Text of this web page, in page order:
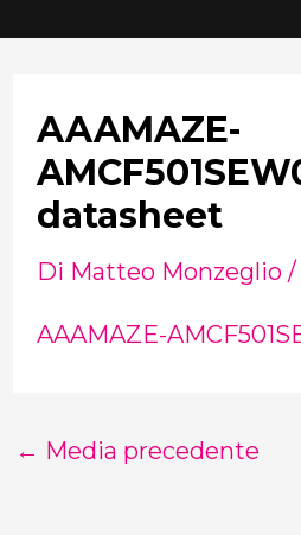
AAAMAZE-
datasheet
Di Matteo Monzeglio /
AAAMAZE-
← Media precedente